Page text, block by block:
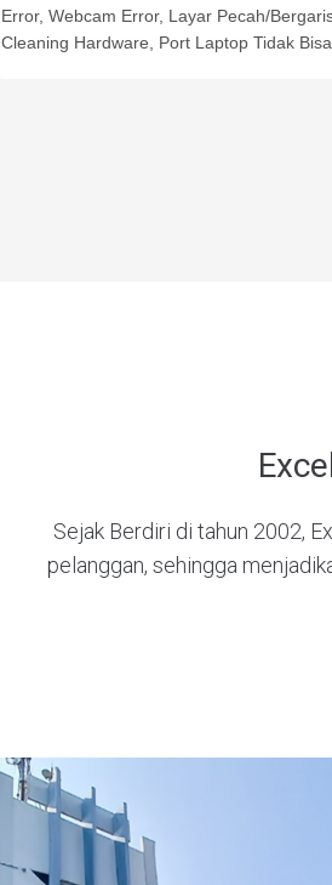
Error, Webcam Error, Layar Pecah/
Cleaning Hardware, Port Laptop Tidak
Sejak Berdiri di tahun 2002,
pelanggan, sehingga